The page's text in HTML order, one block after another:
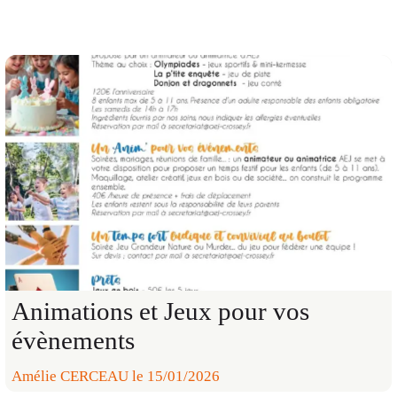
Amélie CERCEAU le 15/01/2026
Animations et Jeux pour vos
évènements